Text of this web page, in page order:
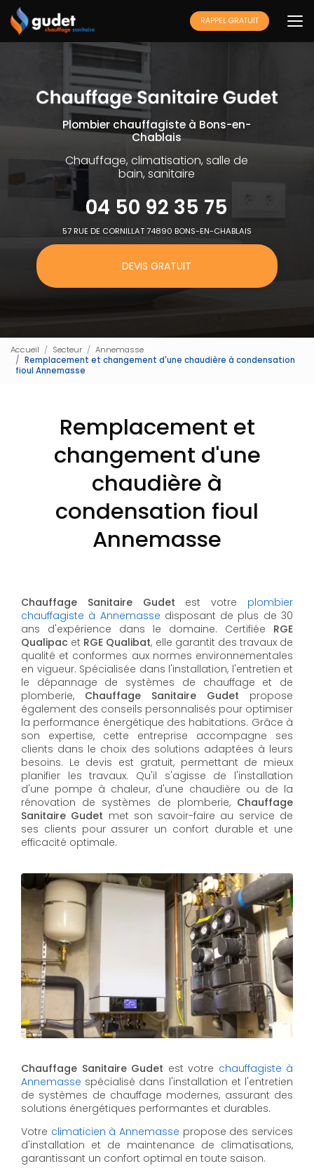
Aller
au
contenu
principal
RAPPEL GRATUIT
Plombier chauffagiste à Bons-en-
Chablais
Chauffage, climatisation, salle de
bain, sanitaire
04 50 92 35 75
57 RUE DE CORNILLAT 74890 BONS-EN-CHABLAIS
DEVIS GRATUIT
Accueil Secteur
Annemasse
Remplacement et changement d'une chaudière à condensation
fioul Annemasse
Remplacement et
changement d'une
chaudière à
condensation fioul
Annemasse
Chauffage Sanitaire Gudet est votre plombier
chauffagiste à Annemasse disposant de plus de 30
ans d'expérience dans le domaine. Certifiée RGE
Qualipac et RGE Qualibat, elle garantit des travaux de
qualité et conformes aux normes environnementales
en vigueur. Spécialisée dans l'installation, l'entretien et
le dépannage de systèmes de chauffage et de
plomberie, Chauffage Sanitaire Gudet propose
également des conseils personnalisés pour optimiser
la performance énergétique des habitations. Grâce à
son expertise, cette entreprise accompagne ses
clients dans le choix des solutions adaptées à leurs
besoins. Le devis est gratuit, permettant de mieux
planifier les travaux. Qu'il s'agisse de l'installation
d'une pompe à chaleur, d'une chaudière ou de la
rénovation de systèmes de plomberie,Chauffage
Sanitaire Gudet met son savoir-faire au service de
ses clients pour assurer un confort durable et une
efficacité optimale.
Chauffage Sanitaire Gudet est votre chauffagiste à
Annemasse spécialisé dans l'installation et l'entretien
de systèmes de chauffage modernes, assurant des
solutions énergétiques performantes et durables.
Votre climaticien à Annemasse propose des services
d'installation et de maintenance de climatisations,
garantissant un confort optimal en toute saison.